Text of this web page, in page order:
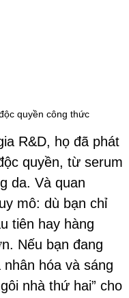
quyền công thức
R&D, họ đã phát
quyền, từ serum
da. Và quan
mô: dù bạn chỉ
tiên hay hàng
Nếu bạn đang
hóa và sáng
nhà thứ hai” cho